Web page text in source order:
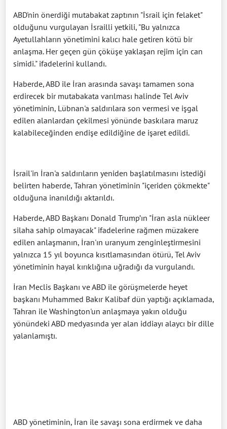
ABD'nin önerdiği mutabakat zaptının "İsrail için felaket"
olduğunu vurgulayan İsrailli yetkili, "Bu yalnızca
Ayetullahların yönetimini kalıcı hale getiren kötü bir
anlaşma. Her geçen gün çöküşe yaklaşan rejim için can
simidi." ifadelerini kullandı.
Haberde, ABD ile İran arasında savaşı tamamen sona
erdirecek bir mutabakata varılması halinde Tel Aviv
yönetiminin, Lübnan'a saldırılara son vermesi ve işgal
edilen alanlardan çekilmesi yönünde baskılara maruz
kalabileceğinden endişe edildiğine de işaret edildi.
İsrail'in İran'a saldırıların yeniden başlatılmasını istediği
belirten haberde, Tahran yönetiminin "içeriden çökmekte"
olduğuna inanıldığı aktarıldı.
Haberde, ABD Başkanı Donald Trump’ın "İran asla nükleer
silaha sahip olmayacak" ifadelerine rağmen müzakere
edilen anlaşmanın, İran'ın uranyum zenginleştirmesini
yalnızca 15 yıl boyunca kısıtlamasından ötürü, Tel Aviv
yönetiminin hayal kırıklığına uğradığı da vurgulandı.
İran Meclis Başkanı ve ABD ile görüşmelerde heyet
başkanı Muhammed Bakır Kalibaf dün yaptığı açıklamada,
Tahran ile Washington'un anlaşmaya yakın olduğu
yönündeki ABD medyasında yer alan iddiayı alaycı bir dille
yalanlamıştı.
ABD yönetiminin, İran ile savaşı sona erdirmek ve daha